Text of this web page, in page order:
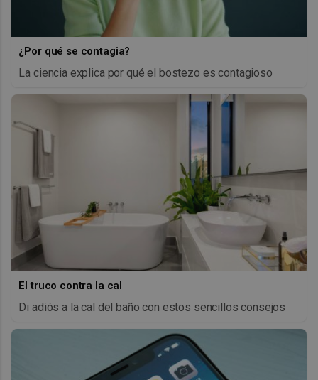
¿Por qué se contagia?
La ciencia explica por qué el bostezo es contagioso
El truco contra la cal
Di adiós a la cal del baño con estos sencillos consejos